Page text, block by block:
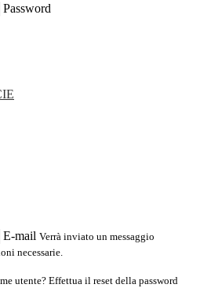
Password
E-mail Verrà inviato un messaggio
necessarie.
utente? Effettua il reset della password